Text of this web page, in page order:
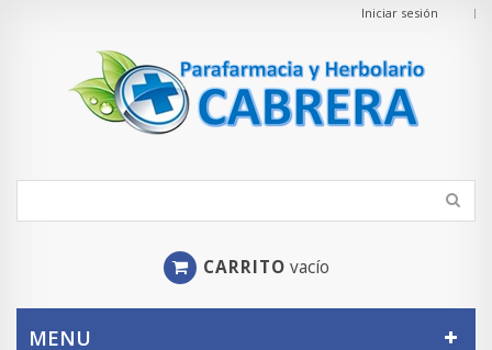
Iniciar sesión
CARRITO vacío
MENU